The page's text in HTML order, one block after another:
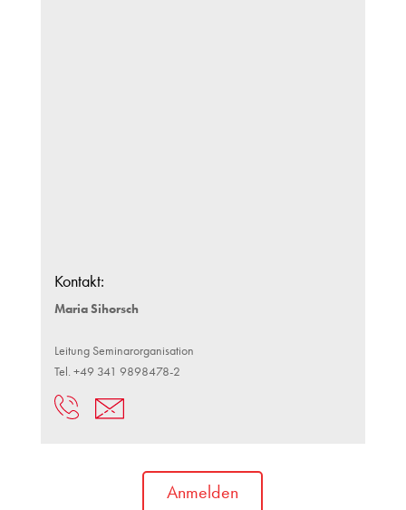
Kontakt:
Maria Sihorsch
Leitung Seminarorganisation
Tel. +49 341 9898478-2
Anmelden